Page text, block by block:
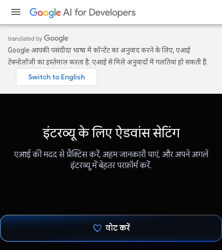
Google आपकी पसंदीदा भाषा में कॉन्टेंट का अनुवाद करने के लिए, एआई
टेक्नोलॉजी का इस्तेमाल करता है. एआई से मिले अनुवादों में गलतियां हो सकती हैं.
इंटरव्यू के लिए ऐडवांस सेटिंग
एआई की मदद से प्रैक्टिस करें, अहम जानकारी पाएं, और अपने अगले
इंटरव्यू में बेहतर परफ़ॉर्म करें.
वोट करें